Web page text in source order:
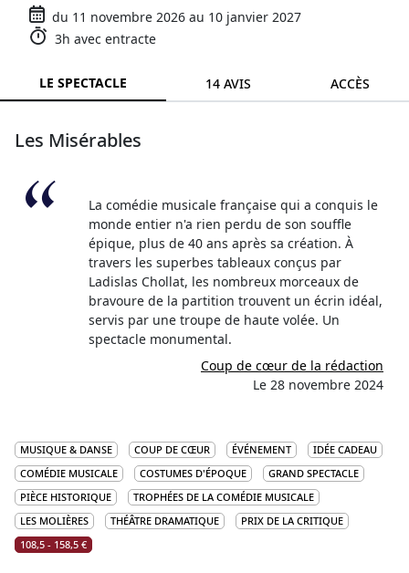
du 11 novembre 2026 au 10 janvier 2027
3h avec entracte
LE SPECTACLE 14 AVIS ACCÈS
Les Misérables
La comédie musicale française qui a conquis le
monde entier n'a rien perdu de son souffle
épique, plus de 40 ans après sa création. À
travers les superbes tableaux conçus par
Ladislas Chollat, les nombreux morceaux de
bravoure de la partition trouvent un écrin idéal,
servis par une troupe de haute volée. Un
spectacle monumental.
Coup de cœur de la rédaction
Le 28 novembre 2024
MUSIQUE & DANSE COUP DE CŒUR ÉVÉNEMENT
IDÉE CADEAU
COMÉDIE MUSICALE
COSTUMES D'ÉPOQUE
GRAND SPECTACLE
PIÈCE HISTORIQUE
TROPHÉES DE LA COMÉDIE MUSICALE
LES MOLIÈRES
THÉÂTRE DRAMATIQUE
PRIX DE LA CRITIQUE
108,5 - 158,5 €